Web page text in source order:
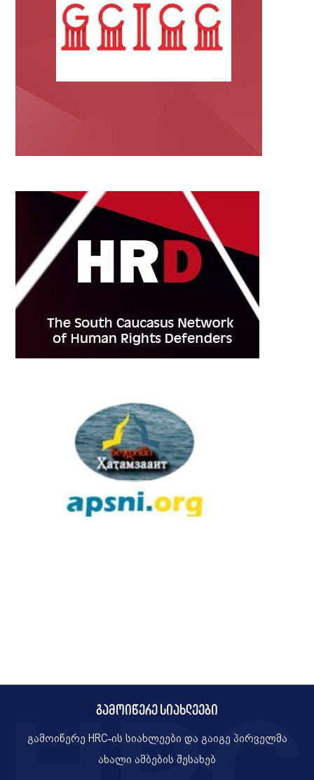
გამოიწერე სიახლეები
გამოიწერე HRC-ის სიახლეები და გაიგე პირველმა
ახალი ამბების შესახებ